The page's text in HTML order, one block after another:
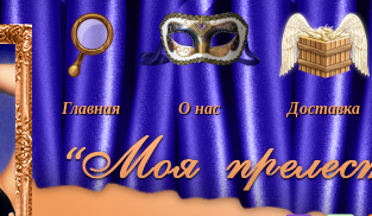
Главная О нас Доставка